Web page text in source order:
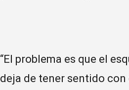
“El problema es que el
deja de tener sentido